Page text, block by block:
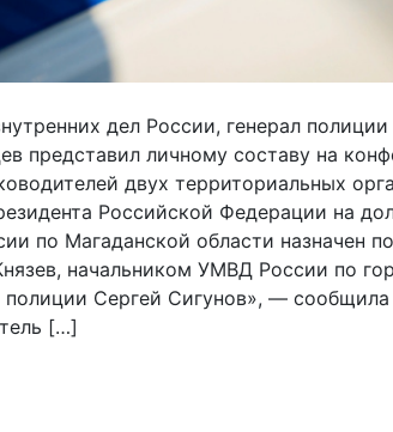
дел России, генерал
представил личному составу на
двух территориальных
Российской Федерации на
по Магаданской области назначен
начальником УМВД России по
полиции Сергей Сигунов», —
[…]